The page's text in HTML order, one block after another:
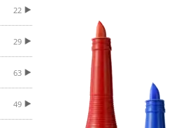
22
29
63
49